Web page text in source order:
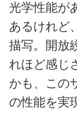
光学性能が
あるけれど
描写。開放
れほど感じ
かも、この
の性能を実